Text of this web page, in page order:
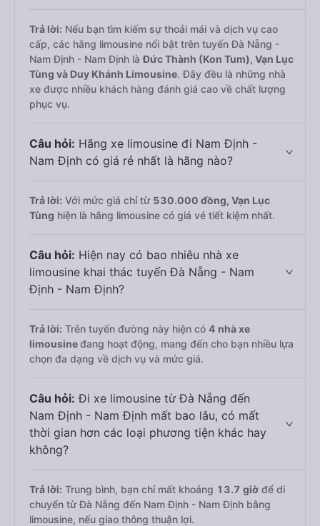
Trả lời: Nếu bạn tìm kiếm sự thoải mái và dịch vụ cao
cấp, các hãng limousine nổi bật trên tuyến Đà Nẵng -
Nam Định - Nam Định làĐức Thành (Kon Tum), Vạn Lục
Tùng và Duy Khánh Limousine. Đây đều là những nhà
xe được nhiều khách hàng đánh giá cao về chất lượng
phục vụ.
Câu hỏi: Hãng xe limousine đi Nam Định -
Nam Định có giá rẻ nhất là hãng nào?
Trả lời: Với mức giá chỉ từ 530.000 đồng, Vạn Lục
Tùng hiện là hãng limousine có giá vé tiết kiệm nhất.
Câu hỏi: Hiện nay có bao nhiêu nhà xe
limousine khai thác tuyến Đà Nẵng - Nam
Định - Nam Định?
Trả lời: Trên tuyến đường này hiện có 4 nhà xe
limousineđang hoạt động, mang đến cho bạn nhiều lựa
chọn đa dạng về dịch vụ và mức giá.
Câu hỏi: Đi xe limousine từ Đà Nẵng đến
Nam Định - Nam Định mất bao lâu, có mất
thời gian hơn các loại phương tiện khác hay
không?
Trả lời: Trung bình, bạn chỉ mất khoảng 13.7 giờ để di
chuyển từ Đà Nẵng đến Nam Định - Nam Định bằng
limousine, nếu giao thông thuận lợi.